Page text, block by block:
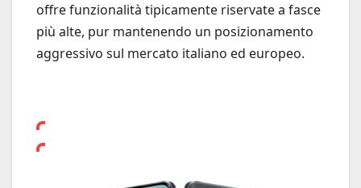
offre funzionalità tipicamente riservate a fasce
più alte, pur mantenendo un posizionamento
aggressivo sul mercato italiano ed europeo.